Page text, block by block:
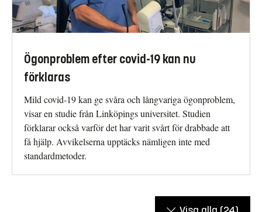
Ögonproblem efter covid-19 kan nu
förklaras
Mild covid-19 kan ge svåra och långvariga ögonproblem,
visar en studie från Linköpings universitet. Studien
förklarar också varför det har varit svårt för drabbade att
få hjälp. Avvikelserna upptäcks nämligen inte med
standardmetoder.